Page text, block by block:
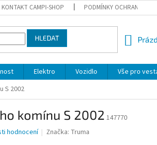
KONTAKT CAMPI-SHOP PODMÍNKY OCHRANY
HLEDAT
NÁKUPNÍ
Elektro Vozidlo Vše pro
S 2002
komínu S 2002 147770
hodnocení Značka: Truma